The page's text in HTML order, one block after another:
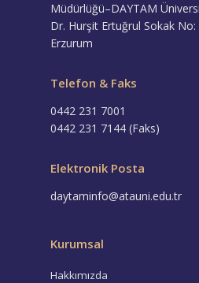
Müdürlüğü–DAYTAM
Dr. Hurşit Ertuğrul Sokak
Erzurum
Telefon & Faks
0442 231 7001
0442 231 7144 (Faks)
Elektronik Posta
daytaminfo@atauni.edu.tr
Kurumsal
Hakkımızda